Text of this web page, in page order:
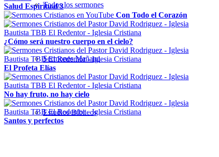
Todos los sermones
Sermones Mañana
Estudios Bíblicos
Salud Espiritual 3
Con Todo el Corazón
¿Cómo será nuestro cuerpo en el cielo?
El Profeta Elías
No hay fruto, no hay cielo
Santos y perfectos